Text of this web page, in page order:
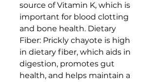
source of Vitamin K, which is
important for blood clotting
and bone health. Dietary
Fiber: Prickly chayote is high
in dietary fiber, which aids in
digestion, promotes gut
health, and helps maintain a